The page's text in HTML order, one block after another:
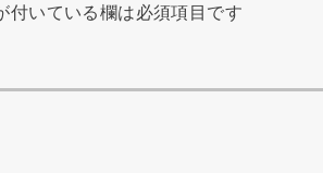
付いている欄は必須項目です